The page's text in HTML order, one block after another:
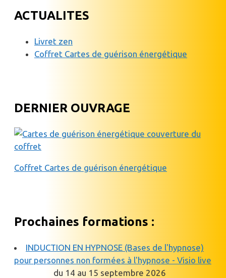
ACTUALITES
Livret zen
Coffret Cartes de guérison énergétique
DERNIER OUVRAGE
Coffret Cartes de guérison énergétique
Prochaines formations :
INDUCTION EN HYPNOSE (Bases de l'hypnose)
pour personnes non formées à l'hypnose - Visio live
du 14 au 15 septembre 2026